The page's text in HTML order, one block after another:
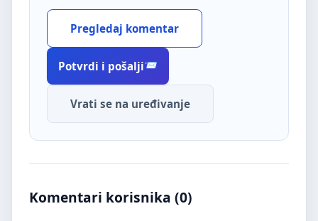
Pregledaj komentar
Potvrdi i pošalji
Vrati se na uređivanje
Komentari korisnika (0)